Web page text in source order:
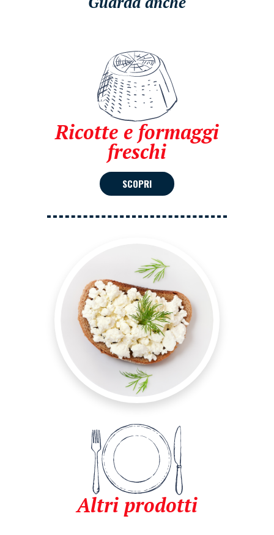
Ricotte e formaggi
freschi
SCOPRI
Altri prodotti